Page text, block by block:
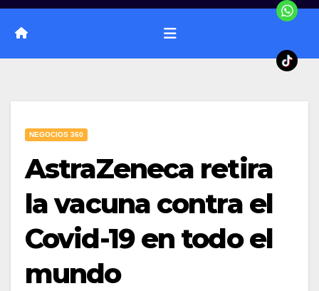
NEGOCIOS 360
AstraZeneca retira
la vacuna contra el
Covid-19 en todo el
mundo